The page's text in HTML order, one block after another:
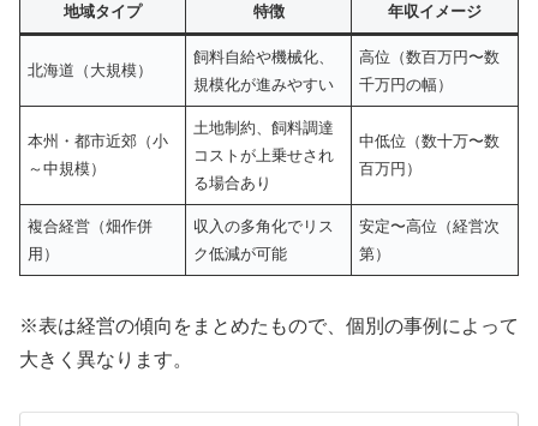
地域タイプ 特徴 年収イメージ
北海道（大規模）
飼料自給や機械化、
規模化が進みやすい
高位（数百万円〜数
千万円の幅）
本州・都市近郊（小
～中規模）
土地制約、飼料調達
コストが上乗せされ
る場合あり
中低位（数十万〜数
百万円）
複合経営（畑作併
用）
収入の多角化でリス
ク低減が可能
安定〜高位（経営次
第）
※表は経営の傾向をまとめたもので、個別の事例によって
大きく異なります。